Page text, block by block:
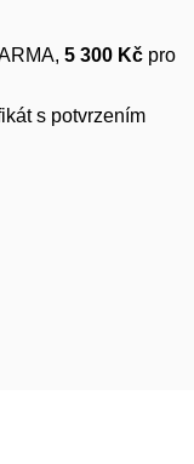
5 300 Kč pro
s potvrzením